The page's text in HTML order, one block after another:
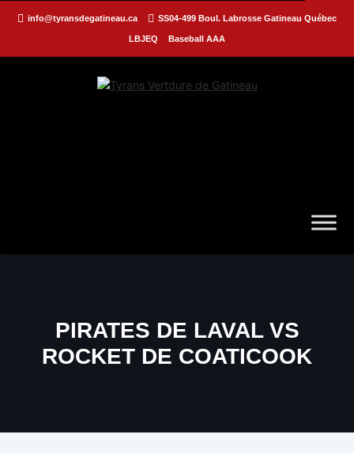
info@tyransdegatineau.ca SS04-499 Boul. Labrosse Gatineau Québec
LBJEQ Baseball AAA
PIRATES DE LAVAL VS
ROCKET DE COATICOOK